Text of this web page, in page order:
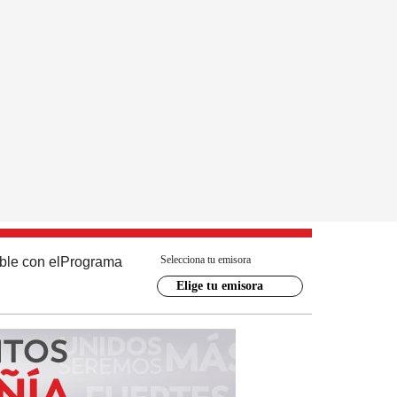
con el Programa Selecciona tu emisora
Elige tu emisora